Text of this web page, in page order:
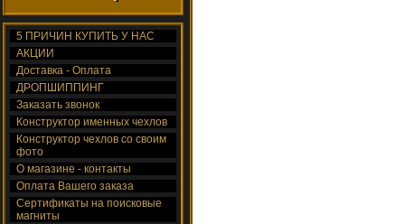
5 ПРИЧИН КУПИТЬ У НАС
АКЦИИ
Доставка - Оплата
ДРОПШИППИНГ
Заказать звонок
Конструктор именных чехлов
Конструктор чехлов со своим
фото
О магазине - контакты
Оплата Вашего заказа
Сертификаты на поисковые
магниты